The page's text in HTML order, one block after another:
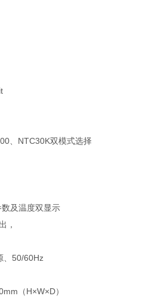
、NTC30K双模式选择
及温度双显示
，
、50/60Hz
（H×W×D）